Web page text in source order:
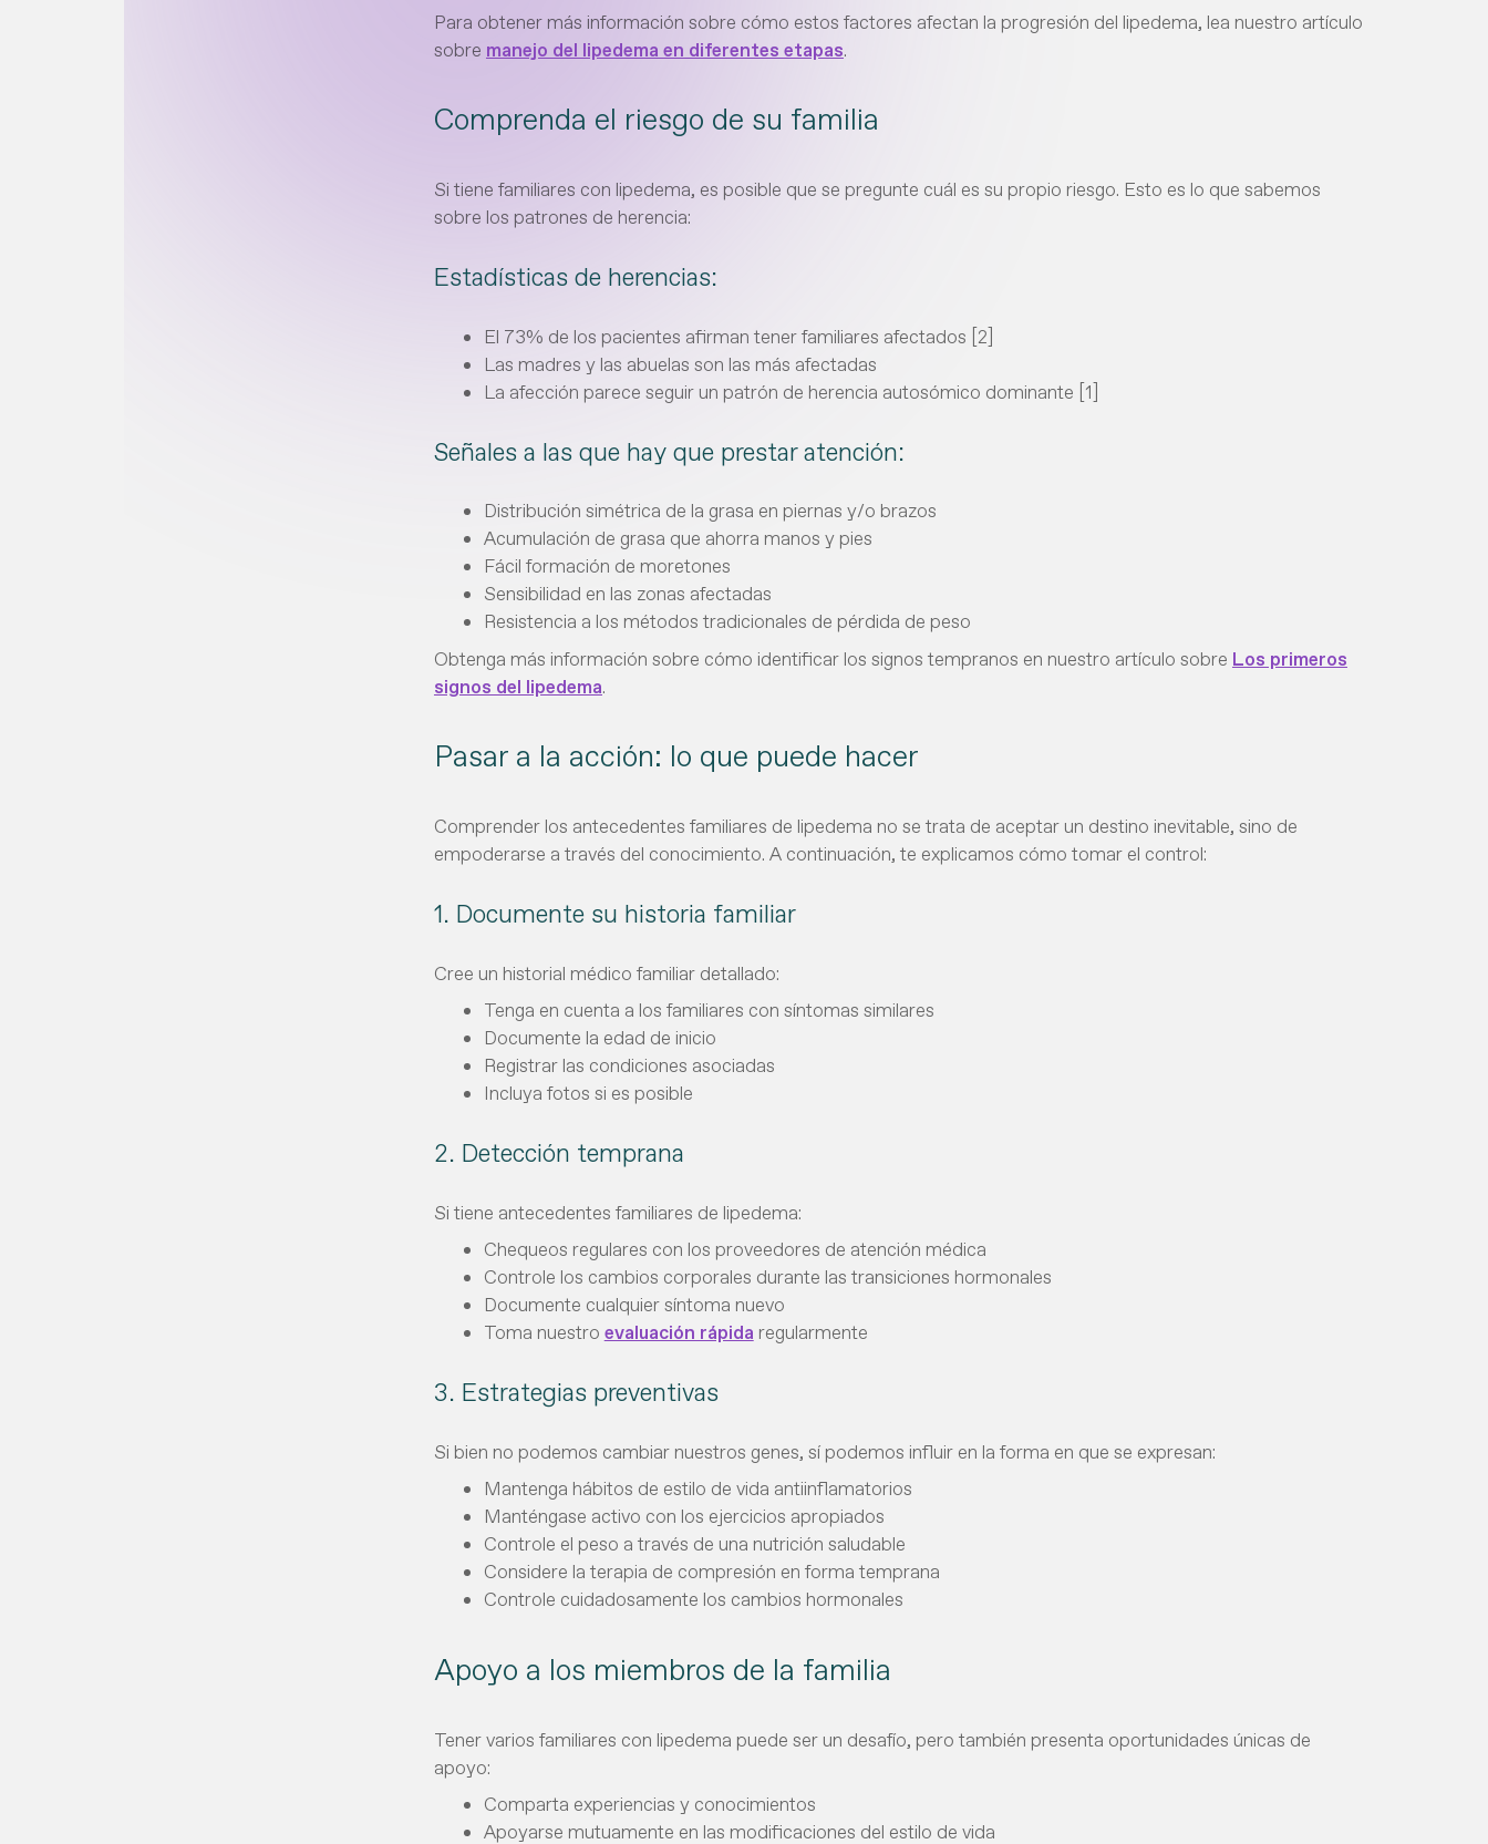
Para obtener más información sobre cómo estos factores afectan la progresión del lipedema, lea nuestro artículo
sobre manejo del lipedema en diferentes etapas.
Comprenda el riesgo de su familia
Si tiene familiares con lipedema, es posible que se pregunte cuál es su propio riesgo. Esto es lo que sabemos
sobre los patrones de herencia:
Estadísticas de herencias:
El 73% de los pacientes afirman tener familiares afectados [2]
Las madres y las abuelas son las más afectadas
La afección parece seguir un patrón de herencia autosómico dominante [1]
Señales a las que hay que prestar atención:
Distribución simétrica de la grasa en piernas y/o brazos
Acumulación de grasa que ahorra manos y pies
Fácil formación de moretones
Sensibilidad en las zonas afectadas
Resistencia a los métodos tradicionales de pérdida de peso
Obtenga más información sobre cómo identificar los signos tempranos en nuestro artículo sobre Los primeros
signos del lipedema.
Pasar a la acción: lo que puede hacer
Comprender los antecedentes familiares de lipedema no se trata de aceptar un destino inevitable, sino de
empoderarse a través del conocimiento. A continuación, te explicamos cómo tomar el control:
1. Documente su historia familiar
Cree un historial médico familiar detallado:
Tenga en cuenta a los familiares con síntomas similares
Documente la edad de inicio
Registrar las condiciones asociadas
Incluya fotos si es posible
2. Detección temprana
Si tiene antecedentes familiares de lipedema:
Chequeos regulares con los proveedores de atención médica
Controle los cambios corporales durante las transiciones hormonales
Documente cualquier síntoma nuevo
Toma nuestro evaluación rápida regularmente
3. Estrategias preventivas
Si bien no podemos cambiar nuestros genes, sí podemos influir en la forma en que se expresan:
Mantenga hábitos de estilo de vida antiinflamatorios
Manténgase activo con los ejercicios apropiados
Controle el peso a través de una nutrición saludable
Considere la terapia de compresión en forma temprana
Controle cuidadosamente los cambios hormonales
Apoyo a los miembros de la familia
Tener varios familiares con lipedema puede ser un desafío, pero también presenta oportunidades únicas de
apoyo:
Comparta experiencias y conocimientos
Apoyarse mutuamente en las modificaciones del estilo de vida